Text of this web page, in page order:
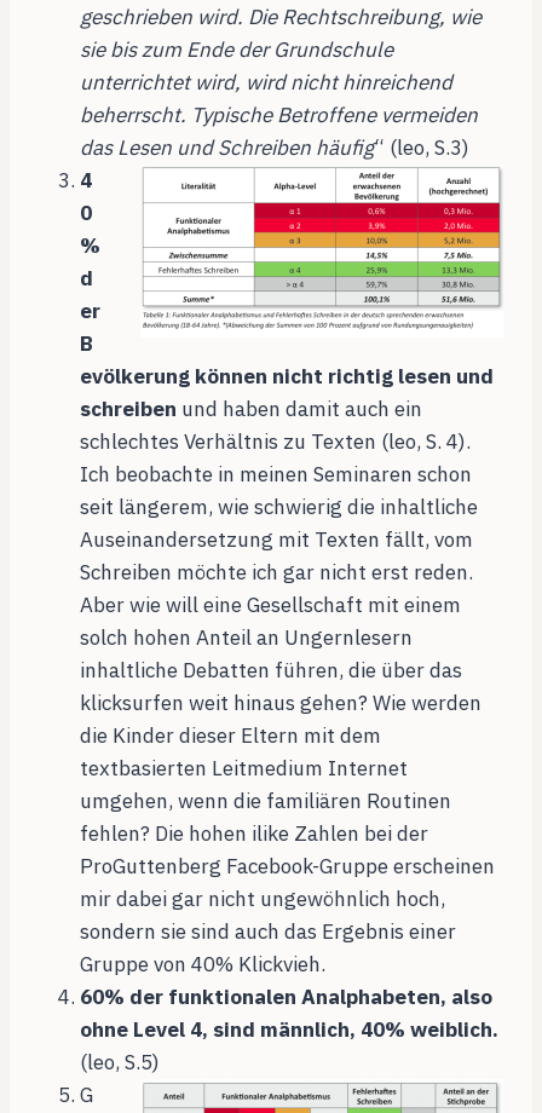
geschrieben wird. Die Rechtschreibung, wie
sie bis zum Ende der Grundschule
unterrichtet wird, wird nicht hinreichend
beherrscht. Typische Betroffene vermeiden
das Lesen und Schreiben häufig“ (leo, S.3)
4
0
%
d
er
B
evölkerung können nicht richtig lesen und
schreiben und haben damit auch ein
schlechtes Verhältnis zu Texten (leo, S. 4).
Ich beobachte in meinen Seminaren schon
seit längerem, wie schwierig die inhaltliche
Auseinandersetzung mit Texten fällt, vom
Schreiben möchte ich gar nicht erst reden.
Aber wie will eine Gesellschaft mit einem
solch hohen Anteil an Ungernlesern
inhaltliche Debatten führen, die über das
klicksurfen weit hinaus gehen? Wie werden
die Kinder dieser Eltern mit dem
textbasierten Leitmedium Internet
umgehen, wenn die familiären Routinen
fehlen? Die hohen ilike Zahlen bei der
ProGuttenberg Facebook-Gruppe erscheinen
mir dabei gar nicht ungewöhnlich hoch,
sondern sie sind auch das Ergebnis einer
Gruppe von 40% Klickvieh.
60% der funktionalen Analphabeten, also
ohne Level 4, sind männlich, 40% weiblich.
(leo, S.5)
G